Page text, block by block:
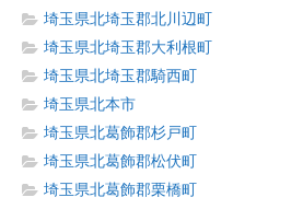
埼玉県北埼玉郡北川辺町
埼玉県北埼玉郡大利根町
埼玉県北埼玉郡騎西町
埼玉県北本市
埼玉県北葛飾郡杉戸町
埼玉県北葛飾郡松伏町
埼玉県北葛飾郡栗橋町